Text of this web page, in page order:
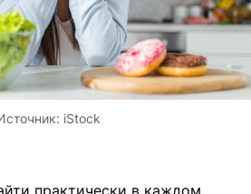
iStock